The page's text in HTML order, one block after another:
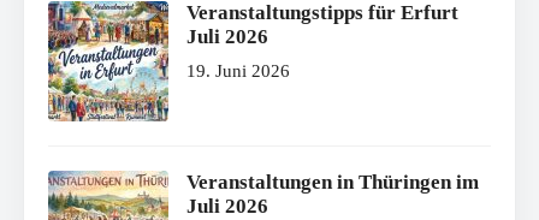
Veranstaltungstipps für Erfurt
Juli 2026
19. Juni 2026
Veranstaltungen in Thüringen im
Juli 2026